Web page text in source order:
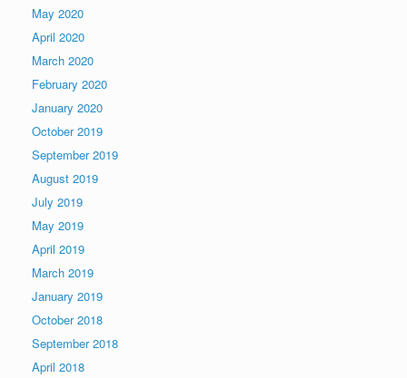
May 2020
April 2020
March 2020
February 2020
January 2020
October 2019
September 2019
August 2019
July 2019
May 2019
April 2019
March 2019
January 2019
October 2018
September 2018
April 2018